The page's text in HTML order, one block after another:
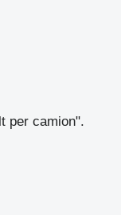
per camion".